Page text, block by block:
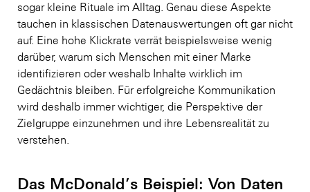
sogar kleine Rituale im Alltag. Genau diese Aspekte
tauchen in klassischen Datenauswertungen oft gar nicht
auf. Eine hohe Klickrate verrät beispielsweise wenig
darüber, warum sich Menschen mit einer Marke
identifizieren oder weshalb Inhalte wirklich im
Gedächtnis bleiben. Für erfolgreiche Kommunikation
wird deshalb immer wichtiger, die Perspektive der
Zielgruppe einzunehmen und ihre Lebensrealität zu
verstehen.
Das McDonald’s Beispiel: Von Daten